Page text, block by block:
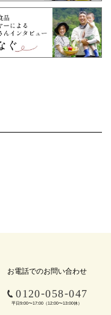
お電話でのお問い合わせ
0120-058-047
平日9:00〜17:00（12:00〜13:00休）